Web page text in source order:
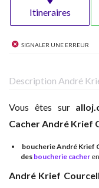
Itineraires
Signaler une erreur
Description André
Vous êtes sur
CacherAndré Krief
boucherie André Krief
des boucherie cacher
André Krief